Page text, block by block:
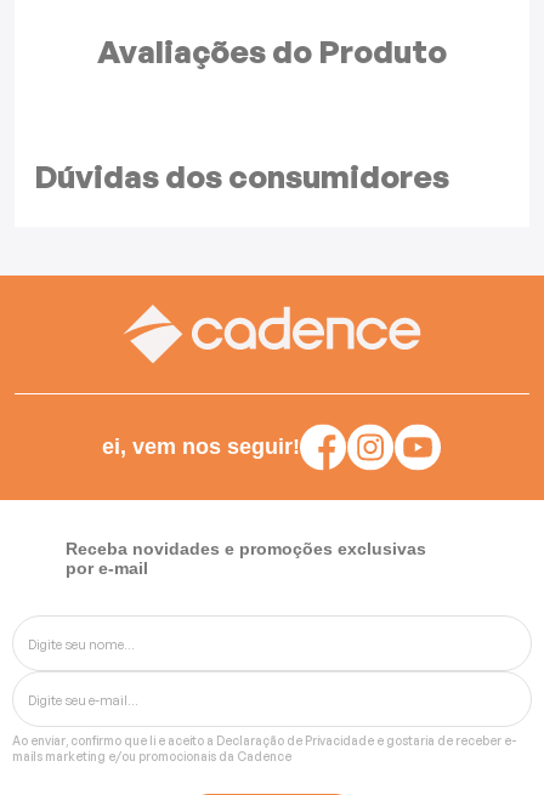
Avaliações do Produto
Dúvidas dosconsumidores
ei, vem nos seguir!
Receba novidades e promoções exclusivas
por e-mail
Ao enviar, confirmo que li e aceito a Declaração de Privacidade e gostaria de receber e-
mails marketing e/ou promocionais da Cadence